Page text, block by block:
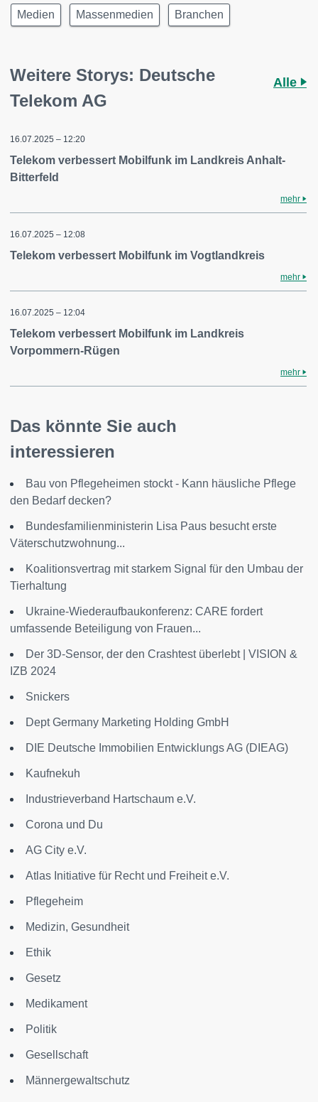
Medien Massenmedien Branchen
Weitere Storys: Deutsche
Telekom AG
Alle
16.07.2025 – 12:20
Telekom verbessert Mobilfunk im Landkreis Anhalt-
Bitterfeld
mehr
16.07.2025 – 12:08
Telekom verbessert Mobilfunk im Vogtlandkreis
mehr
16.07.2025 – 12:04
Telekom verbessert Mobilfunk im Landkreis
Vorpommern-Rügen
mehr
Das könnte Sie auch
interessieren
Bau von Pflegeheimen stockt - Kann häusliche Pflege
den Bedarf decken?
Bundesfamilienministerin Lisa Paus besucht erste
Väterschutzwohnung...
Koalitionsvertrag mit starkem Signal für den Umbau der
Tierhaltung
Ukraine-Wiederaufbaukonferenz: CARE fordert
umfassende Beteiligung von Frauen...
Der 3D-Sensor, der den Crashtest überlebt | VISION &
IZB 2024
Snickers
Dept Germany Marketing Holding GmbH
DIE Deutsche Immobilien Entwicklungs AG (DIEAG)
Kaufnekuh
Industrieverband Hartschaum e.V.
Corona und Du
AG City e.V.
Atlas Initiative für Recht und Freiheit e.V.
Pflegeheim
Medizin, Gesundheit
Ethik
Gesetz
Medikament
Politik
Gesellschaft
Männergewaltschutz